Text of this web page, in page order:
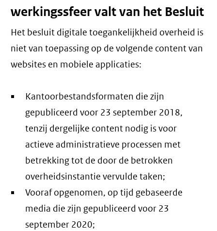
werkingssfeer valt van het Besluit
Het besluit digitale toegankelijkheid overheid is
niet van toepassing op de volgende content van
websites en mobiele applicaties:
Kantoorbestandsformaten die zijn
gepubliceerd voor 23 september 2018,
tenzij dergelijke content nodig is voor
actieve administratieve processen met
betrekking tot de door de betrokken
overheidsinstantie vervulde taken;
Vooraf opgenomen, op tijd gebaseerde
media die zijn gepubliceerd voor 23
september 2020;